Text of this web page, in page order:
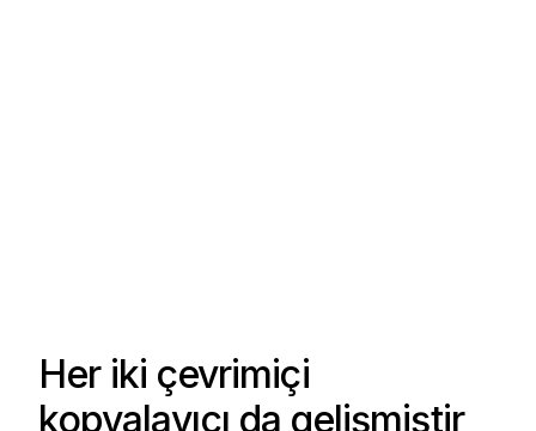
Her iki çevrimiçi
kopyalayıcı da gelişmiştir